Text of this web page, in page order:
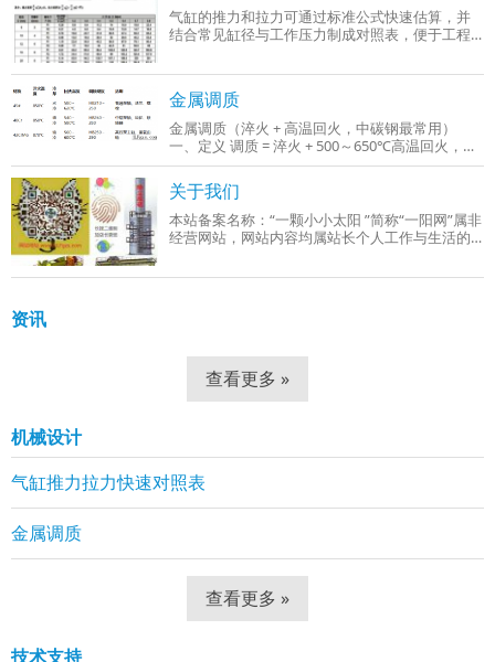
气缸的推力和拉力可通过标准公式快速估算，并
结合常见缸径与工作压力制成对照表，便于工程
力0.4–0.6 MPa）整理的‌气缸推力与拉力快
金属调质
金属调质（淬火 + 高温回火，中碳钢最常用）
一、定义 调质 = 淬火 + 500～650℃高温回火，只
适用于中碳钢、中碳合金钢（C：0.3%～0.5%），
成品组织：回火索氏体（铁素体 + 细小球状碳
关于我们
本站备案名称：“一颗小小太阳 ”简称“一阳网”属非
经营网站，网站内容均属站长个人工作与生活的
制、网站组建等。
资讯
查看更多 »
机械设计
气缸推力拉力快速对照表
金属调质
查看更多 »
技术支持